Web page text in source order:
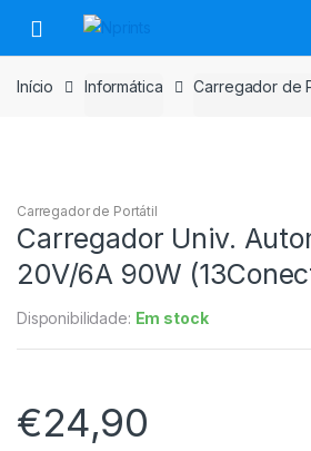
para
navegação
para
o
conteúdo
Início Informática Carregador de
Carregador de Portátil
Carregador Univ.
20V/6A 90W
Disponibilidade: Em stock
€24,90